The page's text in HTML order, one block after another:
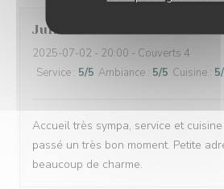
Julien
2025-07-02 - 20:00 - Couverts 4
Service : 5/5 Ambiance : 5/5 Cuisine : 5
Accueil très sympa, service et
passé un très bon moment. Petite
beaucoup de charme.